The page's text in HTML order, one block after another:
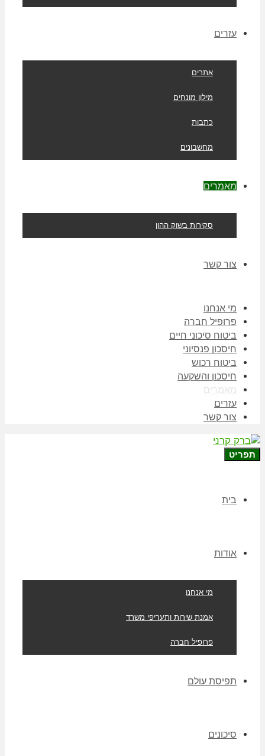
עזרים
אתרים
מילון מונחים
כתבות
מחשבונים
מאמרים
סקירות בשוק ההון
צור קשר
מי אנחנו
פרופיל חברה
ביטוח סיכוני חיים
חיסכון פנסיוני
ביטוח רכוש
חיסכון והשקעה
מאמרים
עזרים
צור קשר
תפריט
בית
אודות
מי אנחנו
אמנת שירות ותעריפי משרד
פרופיל חברה
תפיסת עולם
סיכונים